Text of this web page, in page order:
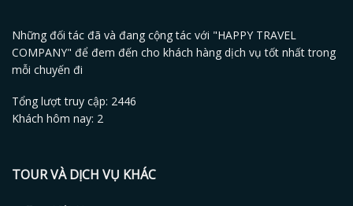
Những đối tác đã và đang cộng tác với "HAPPY TRAVEL
COMPANY" để đem đến cho khách hàng dịch vụ tốt nhất trong
mỗi chuyến đi
Tổng lượt truy cập: 2446
Khách hôm nay: 2
TOUR VÀ DỊCH VỤ KHÁC